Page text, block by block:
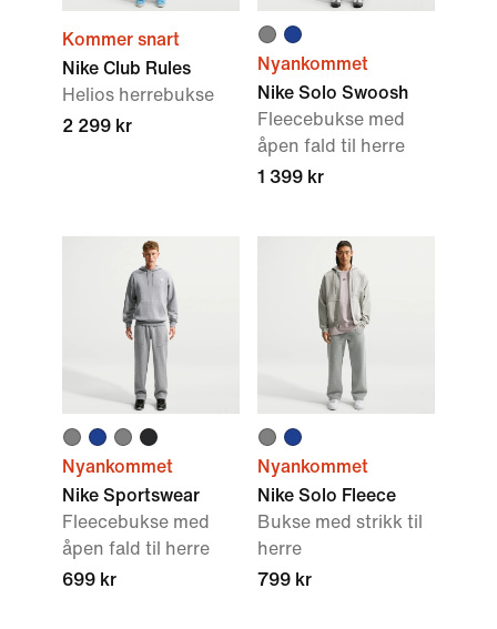
Kommer snart
Nike Club Rules
Helios herrebukse
2 299 kr
Nyankommet
Nike Solo Swoosh
Fleecebukse med
åpen fald til herre
1 399 kr
Nyankommet
Nike Sportswear
Fleecebukse med
åpen fald til herre
699 kr
Nyankommet
Nike Solo Fleece
Bukse med strikk til
herre
799 kr